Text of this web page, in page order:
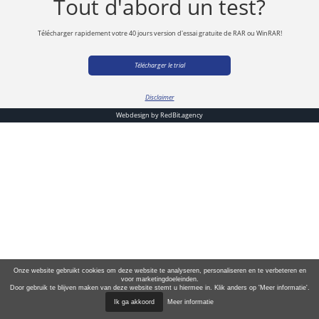
Onze website gebruikt cookies om deze website te analyseren, personaliseren en te verbeteren en
voor marketingdoeleinden.
Door gebruik te blijven maken van deze website stemt u hiermee in. Klik anders op 'Meer informatie'.
Ik ga akkoord
Meer informatie
Tout d'abord un test?
Télécharger rapidement votre 40 jours version d'essai gratuite de RAR ou WinRAR!
Télécharger le trial
Disclaimer
Webdesign byRedBit.agency